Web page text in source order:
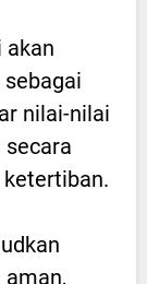
akan
nilai-nilai